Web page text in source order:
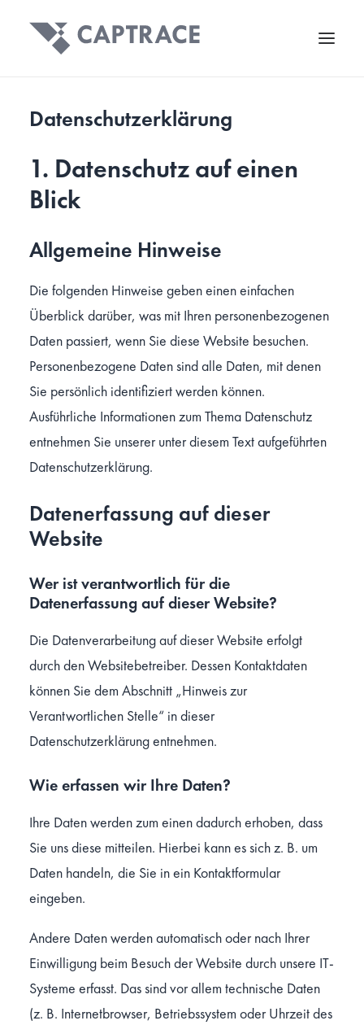
Datenschutz­erklärung
1. Datenschutz auf einen
Blick
Allgemeine Hinweise
Die folgenden Hinweise geben einen einfachen
Überblick darüber, was mit Ihren personenbezogenen
Daten passiert, wenn Sie diese Website besuchen.
Personenbezogene Daten sind alle Daten, mit denen
Sie persönlich identifiziert werden können.
Ausführliche Informationen zum Thema Datenschutz
entnehmen Sie unserer unter diesem Text aufgeführten
Datenschutzerklärung.
Datenerfassung auf dieser
Website
Wer ist verantwortlich für die
Datenerfassung auf dieser Website?
Die Datenverarbeitung auf dieser Website erfolgt
durch den Websitebetreiber. Dessen Kontaktdaten
können Sie dem Abschnitt „Hinweis zur
Verantwortlichen Stelle“ in dieser
Datenschutzerklärung entnehmen.
Wie erfassen wir Ihre Daten?
Ihre Daten werden zum einen dadurch erhoben, dass
Sie uns diese mitteilen. Hierbei kann es sich z. B. um
Daten handeln, die Sie in ein Kontaktformular
eingeben.
Andere Daten werden automatisch oder nach Ihrer
Einwilligung beim Besuch der Website durch unsere IT-
Systeme erfasst. Das sind vor allem technische Daten
(z. B. Internetbrowser, Betriebssystem oder Uhrzeit des